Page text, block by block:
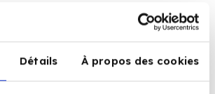
Détails À propos des cookies
de jeune avec un
logo